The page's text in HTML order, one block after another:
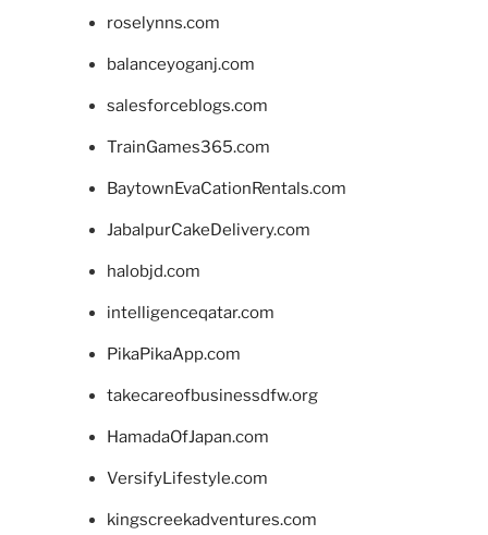
roselynns.com
balanceyoganj.com
salesforceblogs.com
TrainGames365.com
BaytownEvaCationRentals.com
JabalpurCakeDelivery.com
halobjd.com
intelligenceqatar.com
PikaPikaApp.com
takecareofbusinessdfw.org
HamadaOfJapan.com
VersifyLifestyle.com
kingscreekadventures.com